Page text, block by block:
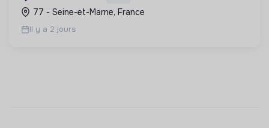
contribuant à une gestion durable de cette
ressou...
77 - Seine-et-Marne, France
Il y a 2 jours